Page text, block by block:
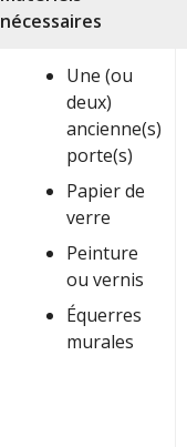
nécessaires
Une (ou
deux)
ancienne(s)
porte(s)
Papier de
verre
Peinture
ou vernis
Équerres
murales